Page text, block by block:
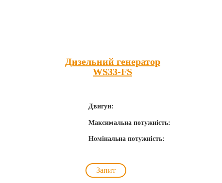
Дизельний генератор
WS33-FS
Двигун:
Максимальна потужність:
Номінальна потужність:
Запит